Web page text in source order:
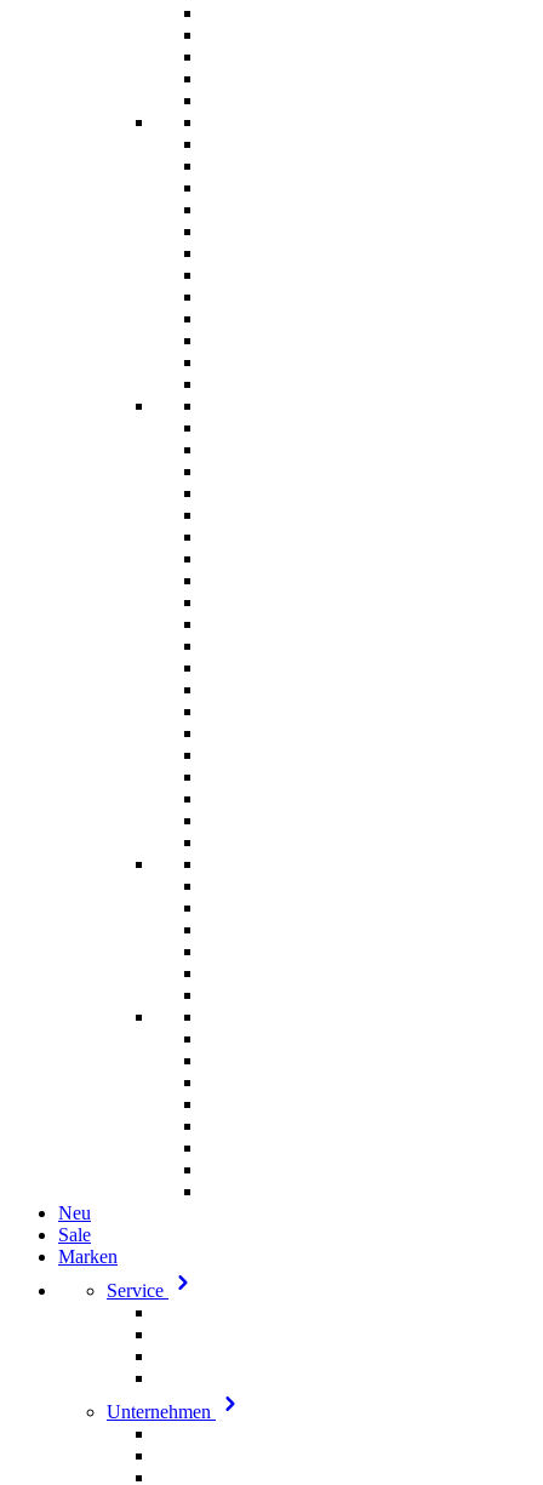
Neu
Sale
Marken
Service
Unternehmen